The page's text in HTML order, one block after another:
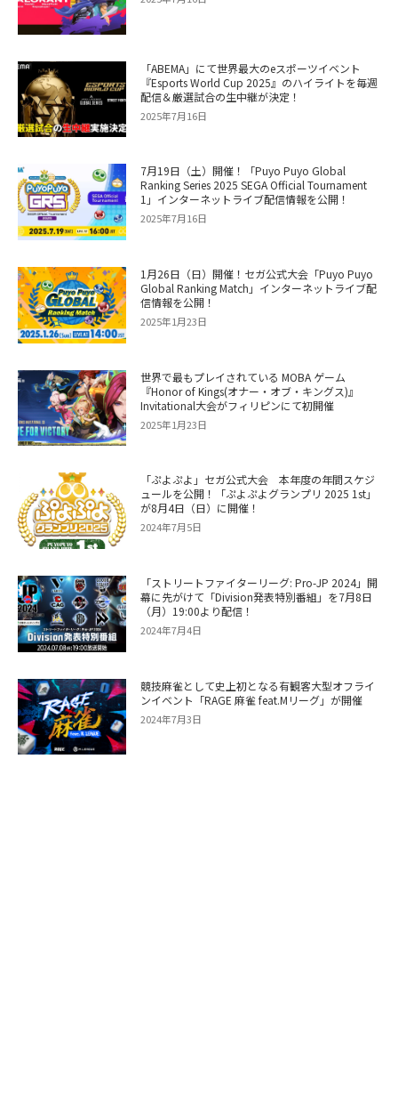
「ABEMA」にて世界最大のeスポーツイベント
『Esports World Cup 2025』のハイライトを毎週
配信＆厳選試合の生中継が決定！
2025年7月16日
7月19日（土）開催！「Puyo Puyo Global
Ranking Series 2025 SEGA Official Tournament
1」インターネットライブ配信情報を公開！
2025年7月16日
1月26日（日）開催！セガ公式大会「Puyo Puyo
Global Ranking Match」インターネットライブ配
信情報を公開！
2025年1月23日
世界で最もプレイされている MOBA ゲーム
『Honor of Kings(オナー・オブ・キングス)』
Invitational大会がフィリピンにて初開催
2025年1月23日
「ぷよぷよ」セガ公式大会 本年度の年間スケジ
ュールを公開！「ぷよぷよグランプリ 2025 1st」
が8月4日（日）に開催！
2024年7月5日
「ストリートファイターリーグ: Pro-JP 2024」開
幕に先がけて「Division発表特別番組」を7月8日
（月）19:00より配信！
2024年7月4日
競技麻雀として史上初となる有観客大型オフライ
ンイベント「RAGE 麻雀 feat.Mリーグ」が開催
2024年7月3日